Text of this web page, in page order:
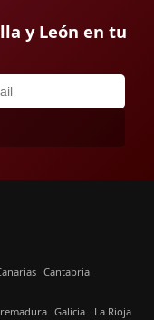
y León en tu
Cantabria
Galicia La Rioja